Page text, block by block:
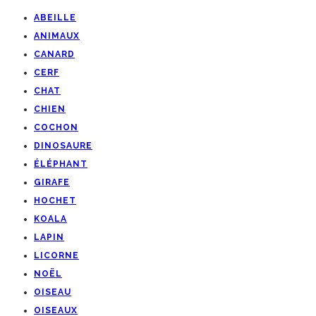
ABEILLE
ANIMAUX
CANARD
CERF
CHAT
CHIEN
COCHON
DINOSAURE
ÉLÉPHANT
GIRAFE
HOCHET
KOALA
LAPIN
LICORNE
NOËL
OISEAU
OISEAUX